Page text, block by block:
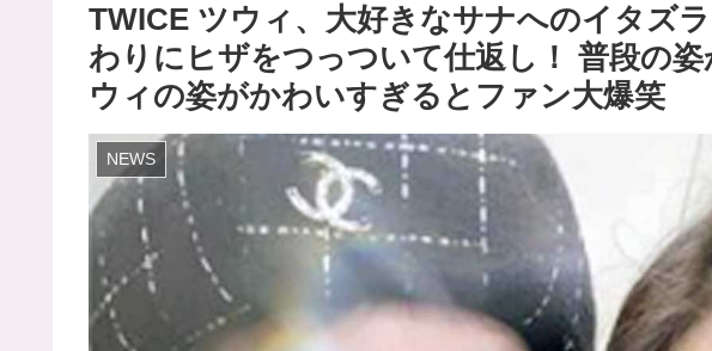
TWICE ツウィ、大好きなサナへのイタズ
わりにヒザをつっついて仕返し！ 普段の
ウィの姿がかわいすぎるとファン大爆笑
NEWS